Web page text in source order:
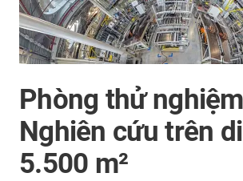
Phòng thử
Nghiên cứu trên
5.500 m²